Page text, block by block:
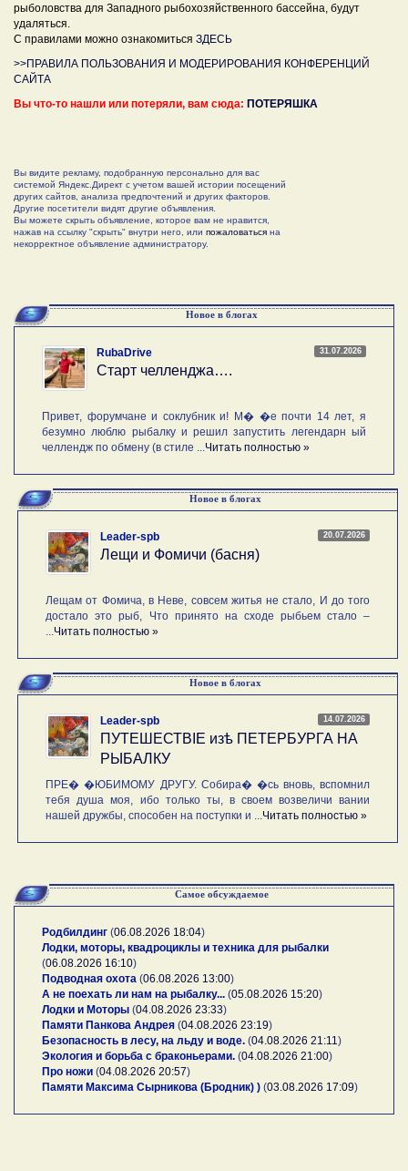
рыболовства для Западного рыбохозяйственного бассейна, будут
удаляться.
С правилами можно ознакомиться ЗДЕСЬ
>>ПРАВИЛА ПОЛЬЗОВАНИЯ И МОДЕРИРОВАНИЯ КОНФЕРЕНЦИЙ
САЙТА
Вы что-то нашли или потеряли, вам сюда: ПОТЕРЯШКА
Вы видите рекламу, подобранную персонально для вас
системой Яндекс.Директ с учетом вашей истории посещений
других сайтов, анализа предпочтений и других факторов.
Другие посетители видят другие объявления.
Вы можете скрыть объявление, которое вам не нравится,
нажав на ссылку "скрыть" внутри него, или пожаловаться на
некорректное объявление администратору.
Новое в блогах
31.07.2026
RubaDrive
Старт челленджа….
Привет, форумчане и соклубник и! М� �е почти 14 лет, я
безумно люблю рыбалку и решил запустить легендарн ый
челлендж по обмену (в стиле ... Читать полностью »
Новое в блогах
20.07.2026
Leader-spb
Лещи и Фомичи (басня)
Лещам от Фомича, в Неве, совсем житья не стало, И до того
достало это рыб, Что принято на сходе рыбьем стало –
Читать полностью »
Новое в блогах
14.07.2026
Leader-spb
ПУТЕШЕСТВIE изѣ ПЕТЕРБУРГА НА
РЫБАЛКУ
ПРЕ� �ЮБИМОМУ ДРУГУ. Собира� �сь вновь, вспомнил
тебя душа моя, ибо только ты, в своем возвеличи вании
нашей дружбы, способен на поступки и ... Читать полностью »
Самое обсуждаемое
Родбилдинг (06.08.2026 18:04)
Лодки, моторы, квадроциклы и техника для рыбалки
(06.08.2026 16:10)
Подводная охота (06.08.2026 13:00)
А не поехать ли нам на рыбалку... (05.08.2026 15:20)
Лодки и Моторы (04.08.2026 23:33)
Памяти Панкова Андрея (04.08.2026 23:19)
Безопасность в лесу, на льду и воде. (04.08.2026 21:11 )
Экология и борьба с браконьерами. (04.08.2026 21:00)
Про ножи (04.08.2026 20:57)
Памяти Максима Сырникова (Бродник) ) (03.08.2026 17:09)